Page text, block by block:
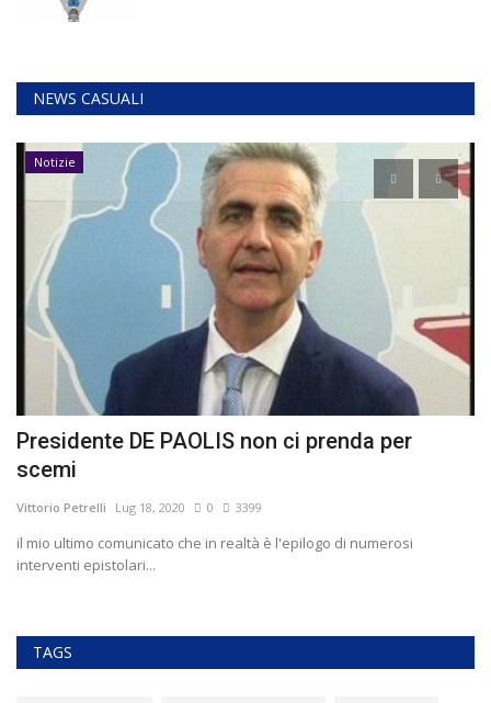
NEWS CASUALI
Notizie
Presidente DE PAOLIS non ci prenda per
scemi
Vittorio Petrelli Lug 18, 2020 0 3399
il mio ultimo comunicato che in realtà è l'epilogo di numerosi
interventi epistolari...
TAGS